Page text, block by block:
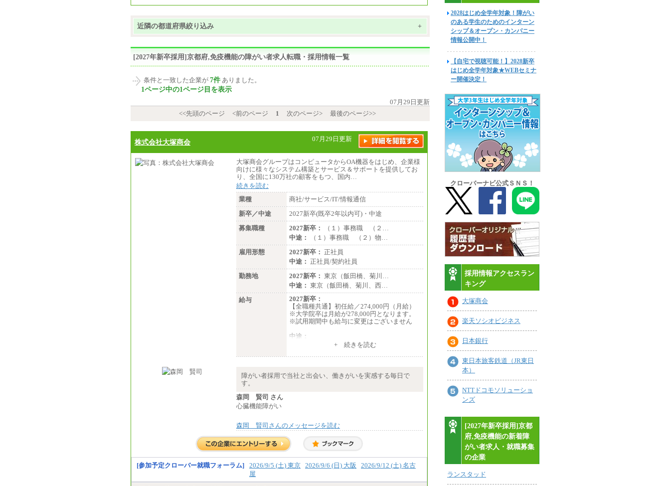
近隣の都道府県絞り込み +
[2027年新卒採用]京都府,免疫機能の障がい者求人転職・採用情報一覧
条件と一致した企業が 7件 ありました。
1ページ中の1ページ目を表示
07月29日更新
<<先頭のページ
<前のページ 1 次のページ> 最後のページ>>
株式会社大塚商会 07月29日更新
大塚商会グループはコンピュータからOA機器をはじめ、企業様
向けに様々なシステム構築とサービス＆サポートを提供してお
り、全国に130万社の顧客をもつ、国内…
続きを読む
業種
商社/サービス/IT/情報通信
新卒／中途
2027新卒(既卒2年以内可)・中途
募集職種
2027新卒：
（１）事務職 （２…
中途：
（１）事務職 （２）物…
雇用形態
2027新卒： 正社員
中途： 正社員/契約社員
勤務地
2027新卒： 東京（飯田橋、菊川…
中途： 東京（飯田橋、菊川、西…
給与
2027新卒：
【全職種共通】初任給／274,000円（月給）
※大学院卒は月給が278,000円となります。
※試用期間中も給与に変更はございません
中途：
（１）～（４）274,000円（月給）～
（５）235,000円（月給）～
※経験・年齢などを考慮のうえ、当社規程に
※業務内容・勤務形態に応じて、上記給与の
範囲内でご相談をさせていただく事がありま
+ 続きを読む
障がい者採用で当社と出会い、働きがいを実感する毎日で
す。
森岡 賢司 さん
心臓機能障がい
森岡 賢司さんのメッセージを読む
[参加予定クローバー就職フォーラム] 2026/9/5 (土) 東京 2026/9/6 (日) 大阪
2026/9/12 (土) 名古
屋
2028はじめ全学年対象！障がい
のある学生のためのインターン
シップ＆オープン・カンパニー
情報公開中！
【自宅で視聴可能！】2028新卒
はじめ全学年対象★WEBセミナ
ー開催決定！
クローバーナビ公式ＳＮＳ！
採用情報アクセスラン
キング
大塚商会
楽天ソシオビジネス
日本銀行
東日本旅客鉄道（JR東日
本）
NTTドコモソリューショ
ンズ
[2027年新卒採用]京都
府,免疫機能の新着障
がい者求人・就職募集
の企業
ランスタッド